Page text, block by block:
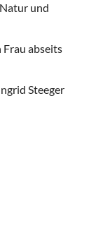
und
Frau abseits
Steeger